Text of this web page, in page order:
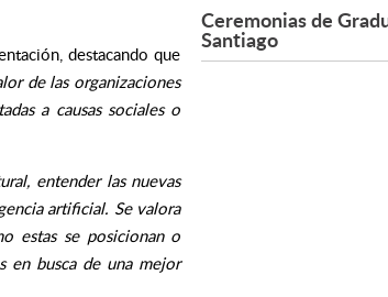
destacando que
de las organizaciones
a causas sociales o
entender las nuevas
artificial. Se valora
estas se posicionan o
en busca de una mejor
Ceremonias de
Santiago